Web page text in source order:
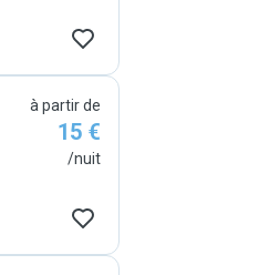
à partir de
15 €
/nuit